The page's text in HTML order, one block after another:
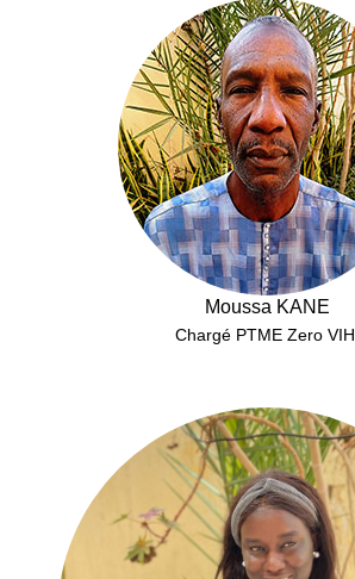
Moussa KANE
Chargé PTME Zero VIH